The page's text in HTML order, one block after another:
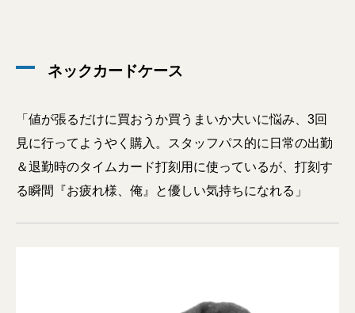
ネックカードケース
「値が張るだけに買おうか買うまいか大いに悩み、3回
見に行ってようやく購入。スタッフパス的に日常の出勤
＆退勤時のタイムカード打刻用に使っているが、打刻す
る瞬間『お疲れ様、俺』と優しい気持ちになれる」